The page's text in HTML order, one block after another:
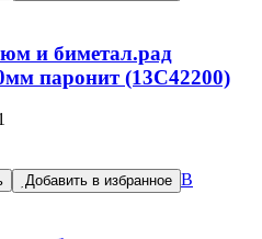
и биметал.рад
паронит (13C42200)
Добавить в избранное В